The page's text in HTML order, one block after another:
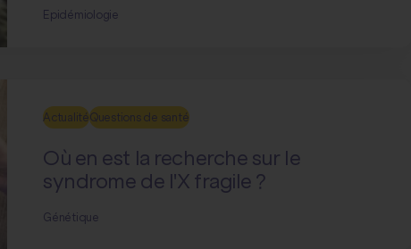
Epidémiologie
Où en est la recherche sur le
syndrome de l'X fragile ?
ActualitéQuestions de santé
Génétique